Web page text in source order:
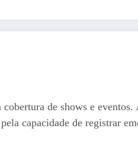
de shows e
capacidade de registrar